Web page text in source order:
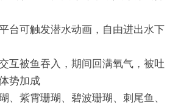
台可触发潜水动画，自由进出水下
互被鱼吞入，期间回满氧气，被吐
势加成
、紫霄珊瑚、碧波珊瑚、刺尾鱼、